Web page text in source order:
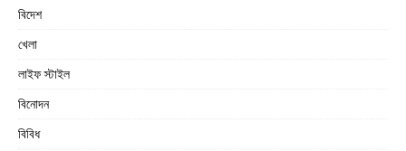
বিদেশ
খেলা
লাইফ স্টাইল
বিনোদন
বিবিধ